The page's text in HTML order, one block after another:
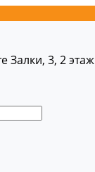
Залки, 3, 2 этаж